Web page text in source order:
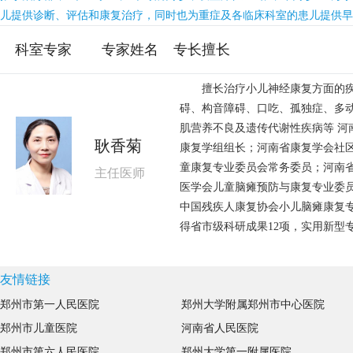
儿提供诊断、评估和康复治疗，同时也为重症及各临床科室的患儿提供
科室专家 专家姓名 专长擅长
耿香菊
主任医师
擅长治疗小儿神经康复方面的疾
碍、构音障碍、口吃、孤独症、多
肌营养不良及遗传代谢性疾病等
康复学组组长；河南省康复学会社
童康复专业委员会常务委员；河南
医学会儿童脑瘫预防与康复专业委
中国残疾人康复协会小儿脑瘫康复
得省市级科研成果12项，实用新型
友情链接
郑州市第一人民医院
郑州市儿童医院
郑州大学附属郑州市中心医院
河南省人民医院